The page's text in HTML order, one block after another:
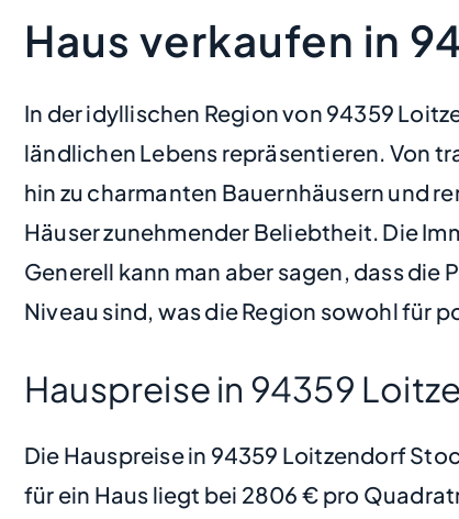
Haus verkaufen in
In der idyllischen Region von 94359
ländlichen Lebens repräsentieren. Von
hin zu charmanten Bauernhäusern und
Häuser zunehmender Beliebtheit. Die
Generell kann man aber sagen, dass
Niveau sind, was die Region sowohl für
Hauspreise in 94359
Die Hauspreise in 94359 Loitzendorf
für ein Haus liegt bei 2806 € pro